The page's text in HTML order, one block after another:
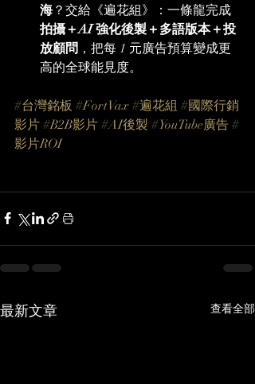
海？交給《遍花組》：一條龍完成
拍攝＋AI 強化後製＋多語版本＋投
放顧問 ，把每 1 元廣告預算變成更
高的全球能見度。
#台灣銘板 #FortVax #遍花組 #國際行銷
影片 #B2B影片 #AI後製 #YouTube廣告 #
影片ROI
最新文章 查看全部